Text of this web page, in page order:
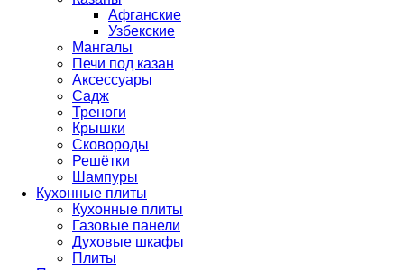
Афганские
Узбекские
Мангалы
Печи под казан
Аксессуары
Садж
Треноги
Крышки
Сковороды
Решётки
Шампуры
Кухонные плиты
Кухонные плиты
Газовые панели
Духовые шкафы
Плиты